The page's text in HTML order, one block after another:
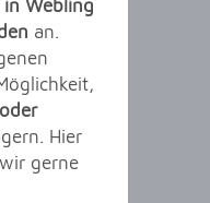
Webling
an.
Hier
gerne